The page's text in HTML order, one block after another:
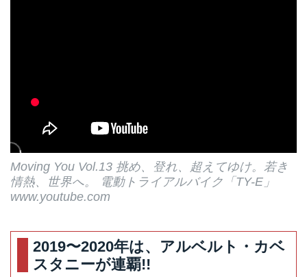
Moving You Vol.13 挑め、登れ、超えてゆけ。若き
情熱、世界へ。 電動トライアルバイク「TY-E」
www.youtube.com
2019〜2020年は、アルベルト・カベ
スタニーが連覇!!